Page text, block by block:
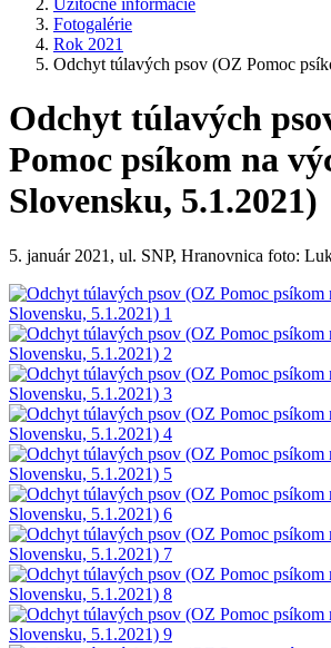
Užitočné informácie
Fotogalérie
Rok 2021
Odchyt túlavých psov (OZ Pomoc
Odchyt túlavých
Pomoc psíkom na
Slovensku, 5.1.2021)
5. január 2021, ul. SNP, Hranovnica foto: